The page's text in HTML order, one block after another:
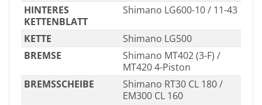
HINTERES
KETTENBLATT
Shimano LG600-10 / 11-43
KETTE
Shimano LG500
BREMSE
Shimano MT402 (3-F) /
MT420 4-Piston
BREMSSCHEIBE
Shimano RT30 CL 180 /
EM300 CL 160